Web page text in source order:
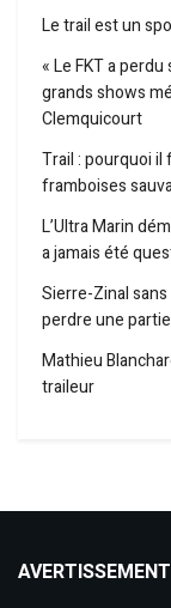
Le trail est un
« Le FKT a
grands shows
Clemquicourt
Trail : pourquoi
framboises
L’Ultra Marin
a jamais été
Sierre-Zinal
perdre une
Mathieu
traileur
AVERTISSEMENT